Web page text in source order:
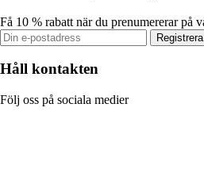
Få 10 % rabatt när du prenumererar på
Håll kontakten
Följ oss på sociala medier